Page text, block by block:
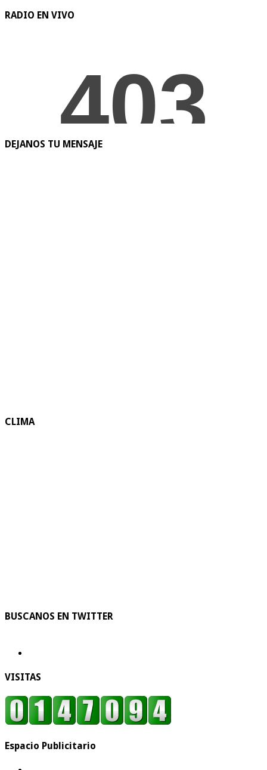
RADIO EN VIVO
DEJANOS TU MENSAJE
CLIMA
BUSCANOS EN TWITTER
VISITAS
Espacio Publicitario